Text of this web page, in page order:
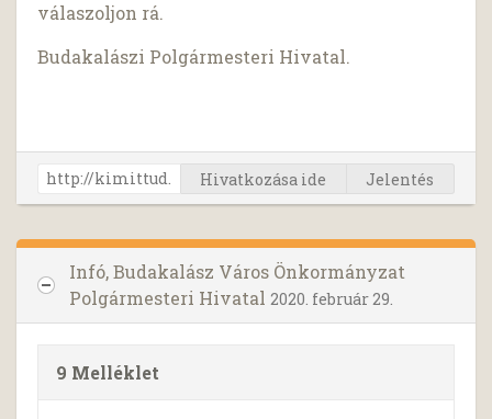
válaszoljon rá.
Budakalászi Polgármesteri Hivatal.
Hivatkozása ide Jelentés
Infó, Budakalász Város Önkormányzat
Polgármesteri Hivatal 2020. február 29.
9 Melléklet